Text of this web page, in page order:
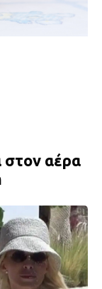
στον αέρα